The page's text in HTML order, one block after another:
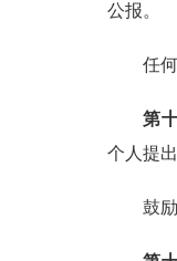
公报。
任
第
个人提
鼓